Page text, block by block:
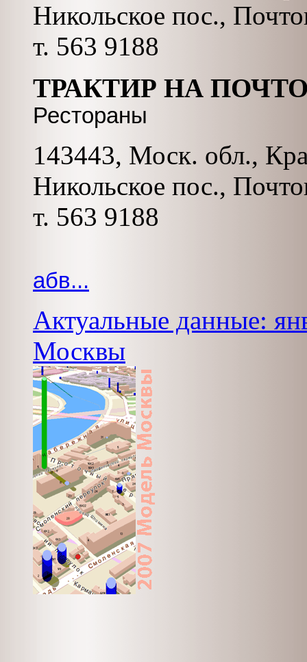
Никольское пос.,
т. 563 9188
ТРАКТИР НА
Рестораны
143443, Моск. обл.,
Никольское пос.,
т. 563 9188
абв...
Актуальные данные:
Москвы